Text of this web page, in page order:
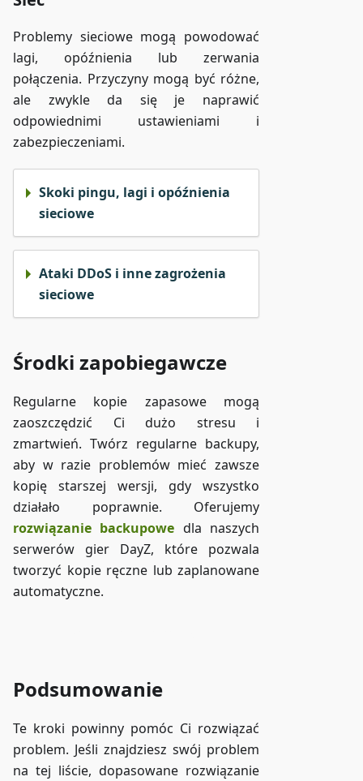
Problemy sieciowe mogą powodować
lagi, opóźnienia lub zerwania
połączenia. Przyczyny mogą być różne,
ale zwykle da się je naprawić
odpowiednimi ustawieniami i
zabezpieczeniami.
Skoki pingu, lagi i opóźnienia
sieciowe
Ataki DDoS i inne zagrożenia
sieciowe
Środki zapobiegawcze
Regularne kopie zapasowe mogą
zaoszczędzić Ci dużo stresu i
zmartwień. Twórz regularne backupy,
aby w razie problemów mieć zawsze
kopię starszej wersji, gdy wszystko
działało poprawnie. Oferujemy
rozwiązanie backupowe dla naszych
serwerów gier DayZ, które pozwala
tworzyć kopie ręczne lub zaplanowane
automatyczne.
Podsumowanie
Te kroki powinny pomóc Ci rozwiązać
problem. Jeśli znajdziesz swój problem
na tej liście, dopasowane rozwiązanie